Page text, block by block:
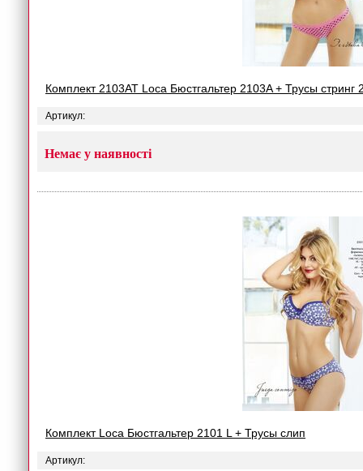
Комплект 2103AT Loca Бюстгальтер 2103A + Трусы стринг
Артикул:
Немає у наявності
Комплект Loca Бюстгальтер 2101 L + Трусы слип
Артикул: